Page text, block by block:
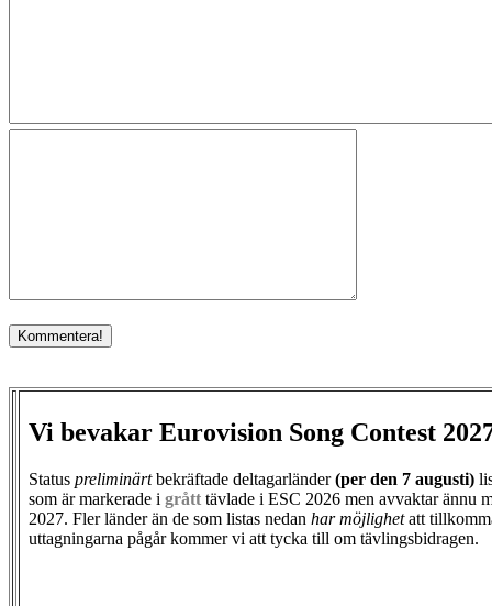
Vi bevakar Eurovision Song Contest
Status preliminärtbekräftade deltagarländer(per den 7 augusti)
som är markerade i grått tävlade i ESC 2026 men avvaktar ännu
2027. Fler länder än de som listas nedan har möjlighetatt
uttagningarna pågår kommer vi att tycka till om tävlingsbidragen.